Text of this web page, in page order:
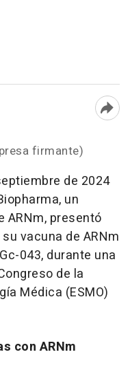
firmante)
de 2024
un
ARNm, presentó
vacuna de ARNm
043, durante una
de la
Médica (ESMO)
con ARNm